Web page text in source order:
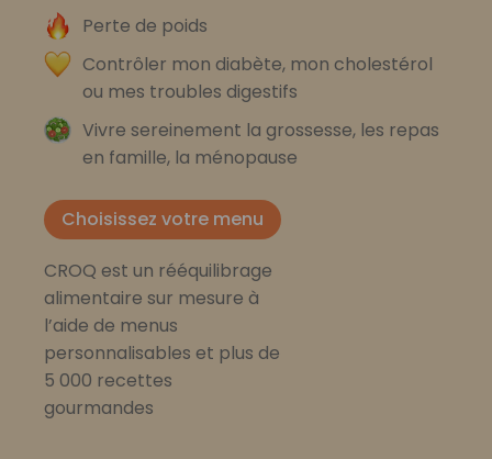
Perte de poids
Contrôler mon diabète, mon cholestérol
ou mes troubles digestifs
Vivre sereinement la grossesse, les repas
en famille, la ménopause
Choisissez votre menu
CROQ est un rééquilibrage
alimentaire sur mesure à
l’aide de menus
personnalisables et plus de
5 000 recettes
gourmandes